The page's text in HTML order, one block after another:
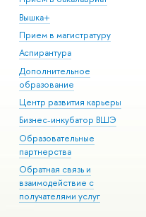
Вышка+
Прием в магистратуру
Аспирантура
Дополнительное
образование
Центр развития карьеры
Бизнес-инкубатор ВШЭ
Образовательные
партнерства
Обратная связь и
взаимодействие с
получателями услуг